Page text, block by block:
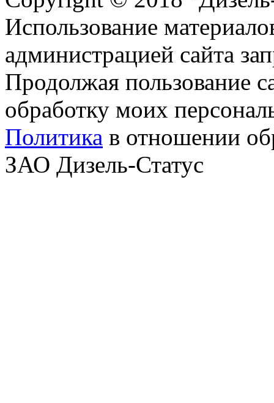
Использование
администрацией сайта
Продолжая пользование
обработку моих
Политика в отношении
ЗАО Дизель-Статус